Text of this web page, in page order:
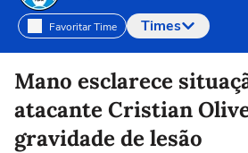
Favoritar Time Times
Selecione o time para ver as notícias
Mano esclarece
atacante Cristian
gravidade de lesão